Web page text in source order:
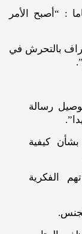
فتاة أخرى تبلغ من العمر 17 عاما : “أصبح الأمر
بالتحرش في
رسالة
كيفية
الفكرية